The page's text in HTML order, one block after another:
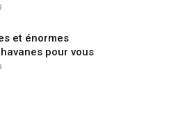
et énormes
pour vous